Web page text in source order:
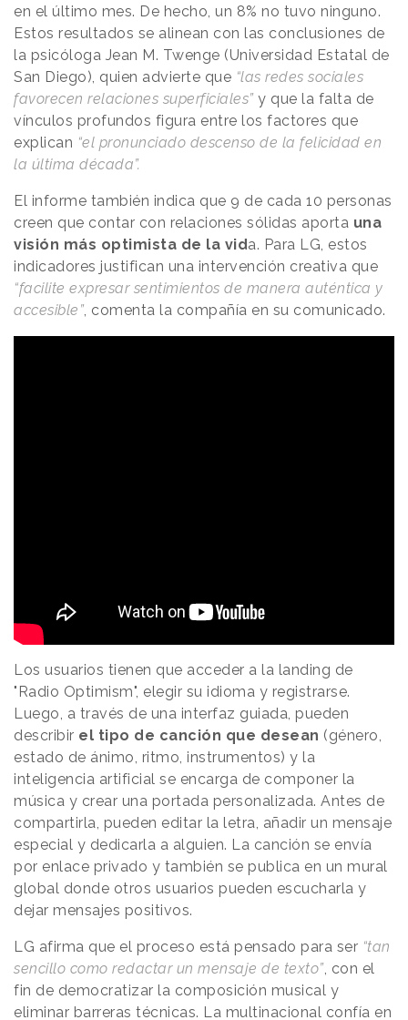
en el último mes. De hecho, un 8% no tuvo ninguno.
Estos resultados se alinean con las conclusiones de
la psicóloga Jean M. Twenge (Universidad Estatal de
San Diego), quien advierte que “las redes sociales
favorecen relaciones superficiales” y que la falta de
vínculos profundos figura entre los factores que
explican “el pronunciado descenso de la felicidad en
la última década”.
El informe también indica que 9 de cada 10 personas
creen que contar con relaciones sólidas aporta una
visión más optimista de la vida. Para LG, estos
indicadores justifican una intervención creativa que
“facilite expresar sentimientos de manera auténtica y
accesible”, comenta la compañía en su comunicado.
Los usuarios tienen que acceder a la landing de
"Radio Optimism", elegir su idioma y registrarse.
Luego, a través de una interfaz guiada, pueden
describir el tipo de canción que desean (género,
estado de ánimo, ritmo, instrumentos) y la
inteligencia artificial se encarga de componer la
música y crear una portada personalizada. Antes de
compartirla, pueden editar la letra, añadir un mensaje
especial y dedicarla a alguien. La canción se envía
por enlace privado y también se publica en un mural
global donde otros usuarios pueden escucharla y
dejar mensajes positivos.
LG afirma que el proceso está pensado para ser “tan
sencillo como redactar un mensaje de texto”, con el
fin de democratizar la composición musical y
eliminar barreras técnicas. La multinacional confía en